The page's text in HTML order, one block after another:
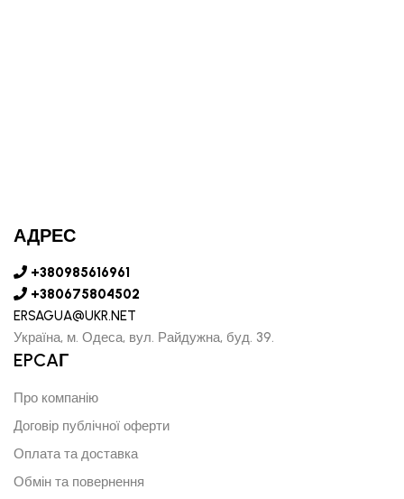
АДРЕС
+380985616961
+380675804502
ERSAGUA@UKR.NET
Україна, м. Одеса, вул. Райдужна, буд. 39.
EPCAГ
Про компанію
Договір публічної оферти
Оплата та доставка
Обмін та повернення